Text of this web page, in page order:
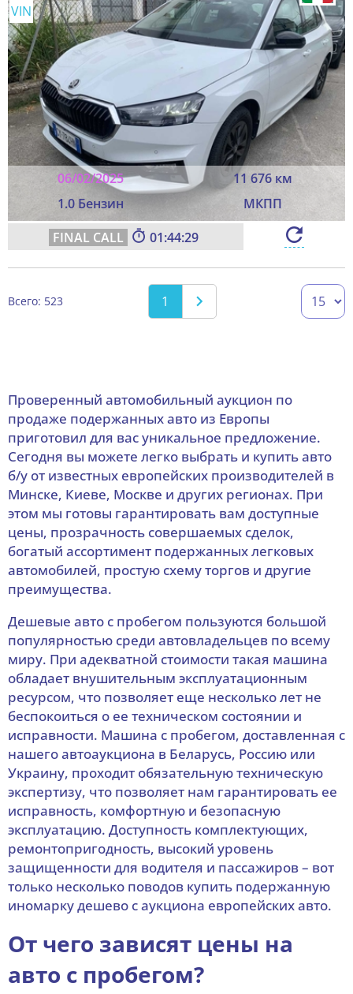
06/02/2025
11 676 км
1.0 Бензин
МКПП
VIN
01:44:27
Всего: 523 1
Проверенный автомобильный аукцион по
продаже подержанных авто из Европы
приготовил для вас уникальное предложение.
Сегодня вы можете легко выбрать и купить авто
б/у от известных европейских производителей в
Минске, Киеве, Москве и других регионах. При
этом мы готовы гарантировать вам доступные
цены, прозрачность совершаемых сделок,
богатый ассортимент подержанных легковых
автомобилей, простую схему торгов и другие
преимущества.
Дешевые авто с пробегом пользуются большой
популярностью среди автовладельцев по всему
миру. При адекватной стоимости такая машина
обладает внушительным эксплуатационным
ресурсом, что позволяет еще несколько лет не
беспокоиться о ее техническом состоянии и
исправности. Машина с пробегом, доставленная с
нашего автоаукциона в Беларусь, Россию или
Украину, проходит обязательную техническую
экспертизу, что позволяет нам гарантировать ее
исправность, комфортную и безопасную
эксплуатацию. Доступность комплектующих,
ремонтопригодность, высокий уровень
защищенности для водителя и пассажиров – вот
только несколько поводов купить подержанную
иномарку дешево с аукциона европейских авто.
От чего зависят цены на
авто с пробегом?